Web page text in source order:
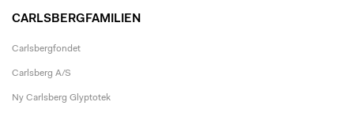
CARLSBERGFAMILIEN
Carlsbergfondet
Carlsberg A/S
Ny Carlsberg Glyptotek